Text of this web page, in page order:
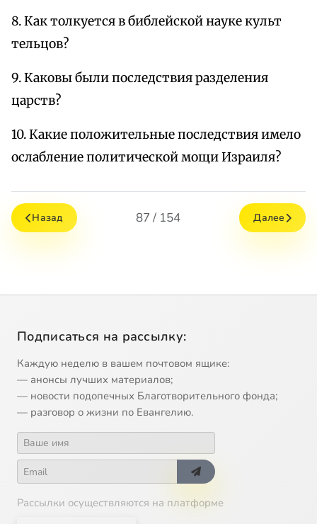
8. Как толкуется в библейской науке культ
тельцов?
9. Каковы были последствия разделения
царств?
10. Какие положительные последствия имело
ослабление политической мощи Израиля?
Назад 87 / 154 Далее
Подписаться на рассылку:
Каждую неделю в вашем почтовом ящике:
— анонсы лучших материалов;
— новости подопечных Благотворительного фонда;
— разговор о жизни по Евангелию.
Рассылки осуществляются на платформе